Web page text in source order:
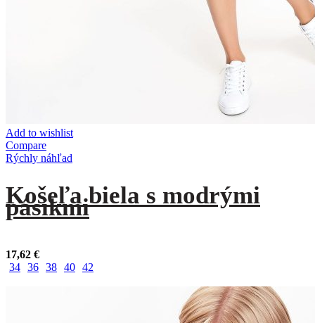
Add to wishlist
Compare
Rýchly náhľad
Košeľa biela s modrými
pásikmi
17,62 €
34 36 38 40 42